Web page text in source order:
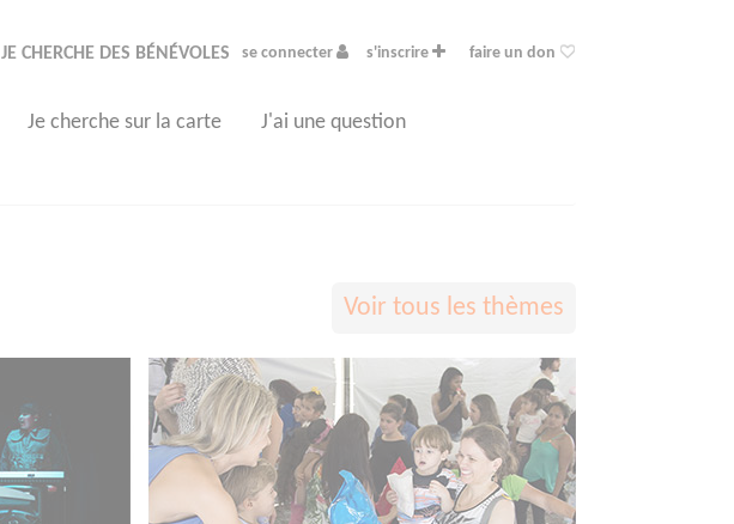
JE CHERCHE DES BÉNÉVOLES se connecter s'inscrire faire un don
Je cherche sur la carte J'ai une question
Voir tous les thèmes